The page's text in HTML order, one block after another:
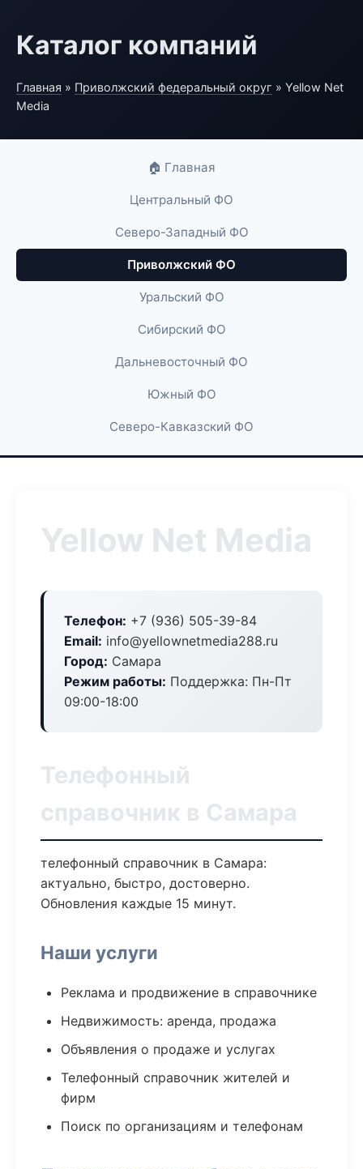
Каталог компаний
Главная » Приволжский федеральный округ » Yellow Net
Media
🏠 Главная
Центральный ФО
Северо-Западный ФО
Приволжский ФО
Уральский ФО
Сибирский ФО
Дальневосточный ФО
Южный ФО
Северо-Кавказский ФО
Yellow Net Media
Телефон: +7 (936) 505-39-84
Email: info@yellownetmedia288.ru
Город: Самара
Режим работы: Поддержка: Пн-Пт
09:00-18:00
Телефонный
справочник в Самара
телефонный справочник в Самара:
актуально, быстро, достоверно.
Обновления каждые 15 минут.
Наши услуги
Реклама и продвижение в справочнике
Недвижимость: аренда, продажа
Объявления о продаже и услугах
Телефонный справочник жителей и
фирм
Поиск по организациям и телефонам